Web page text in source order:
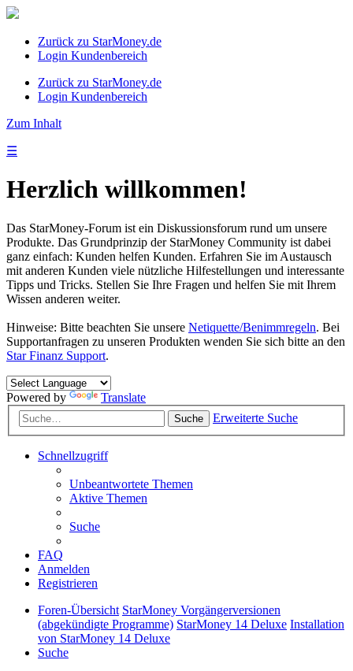
Zurück zu StarMoney.de
Login Kundenbereich
Zurück zu StarMoney.de
Login Kundenbereich
Zum Inhalt
☰
Herzlich willkommen!
Das StarMoney-Forum ist ein Diskussionsforum rund um unsere
Produkte. Das Grundprinzip der StarMoney Community ist dabei
ganz einfach: Kunden helfen Kunden. Erfahren Sie im Austausch
mit anderen Kunden viele nützliche Hilfestellungen und interessante
Tipps und Tricks. Stellen Sie Ihre Fragen und helfen Sie mit Ihrem
Wissen anderen weiter.
Hinweise: Bitte beachten Sie unsere Netiquette/Benimmregeln. Bei
Supportanfragen zu unseren Produkten wenden Sie sich bitte an den
Star Finanz Support.
Powered by Translate
Suche Erweiterte Suche
Schnellzugriff
Unbeantwortete Themen
Aktive Themen
Suche
FAQ
Anmelden
Registrieren
Foren-Übersicht StarMoney Vorgängerversionen
(abgekündigte Programme) StarMoney 14 Deluxe Installation
von StarMoney 14 Deluxe
Suche